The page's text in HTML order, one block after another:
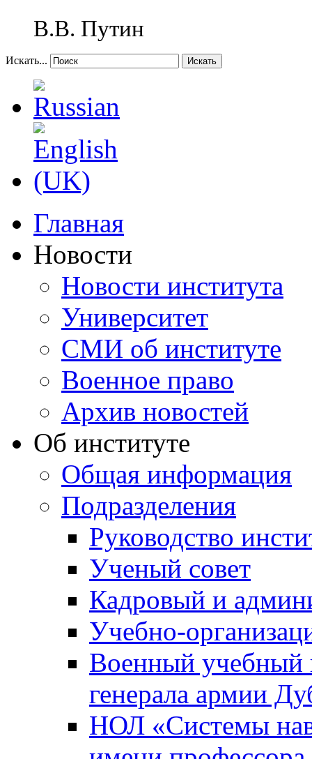
В.В. Путин
Искать... Искать
Главная
Новости
Новости института
Университет
СМИ об институте
Военное право
Архив новостей
Об институте
Общая информация
Подразделения
Руководство
Ученый совет
Кадровый и
Учебно-
Военный учебный
генерала армии
НОЛ «Системы